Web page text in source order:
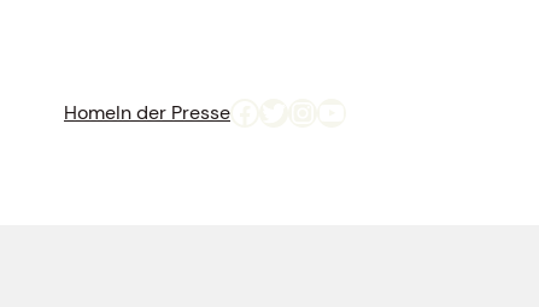
HomeIn der PresseFacebook